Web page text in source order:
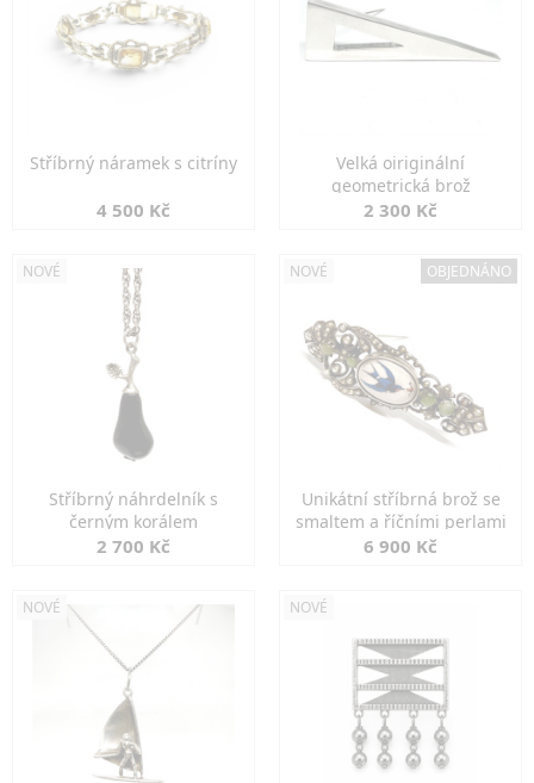
Stříbrný náramek s citríny
4 500 Kč
Velká oiriginální
geometrická brož
2 300 Kč
NOVÉ
Stříbrný náhrdelník s
černým korálem
2 700 Kč
NOVÉ OBJEDNÁNO
Unikátní stříbrná brož se
smaltem a říčními perlami
6 900 Kč
NOVÉ NOVÉ